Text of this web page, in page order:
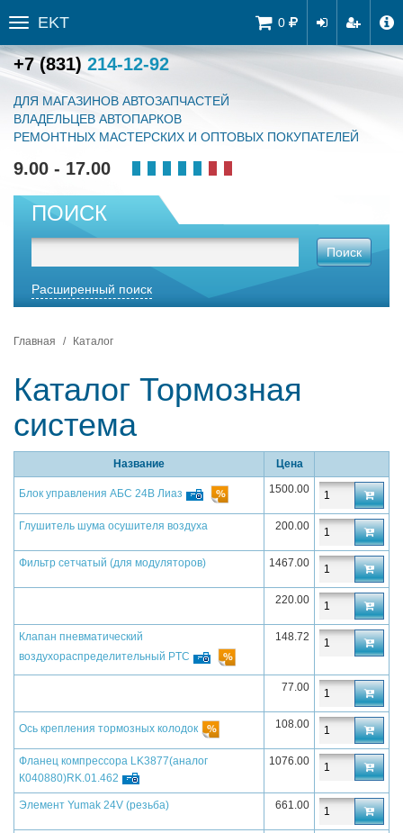
0
Toggle
sidebar
EKT
+7 (831) 214-12-92
ДЛЯ МАГАЗИНОВ АВТОЗАПЧАСТЕЙ
ВЛАДЕЛЬЦЕВ АВТОПАРКОВ
РЕМОНТНЫХ МАСТЕРСКИХ И ОПТОВЫХ ПОКУПАТЕЛЕЙ
9.00 - 17.00
ПОИСК
Поиск
Расширенный поиск
Главная Каталог
Каталог Тормозная
система
Название Цена
Блок управления АБС 24В Лиаз 1500.00
Глушитель шума осушителя воздуха 200.00
Фильтр сетчатый (для модуляторов) 1467.00
220.00
Клапан пневматический
воздухораспределительный PTC
148.72
77.00
Ось крепления тормозных колодок 108.00
Фланец компрессора LK3877(аналог
К040880)RK.01.462
1076.00
Элемент Yumak 24V (резьба) 661.00